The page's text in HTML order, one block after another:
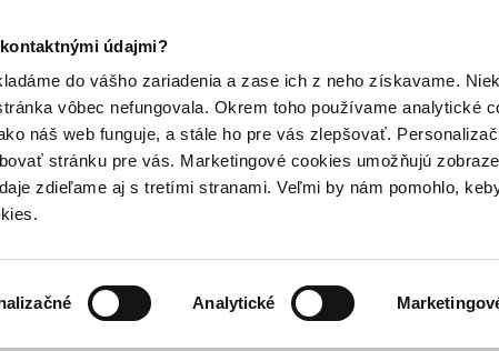
údajmi?
do vášho zariadenia a zase ich z neho získavame.
vôbec nefungovala. Okrem toho používame analytické
náš web funguje, a stále ho pre vás zlepšovať.
stránku pre vás. Marketingové cookies umožňujú
zdieľame aj s tretími stranami. Veľmi by nám pomohlo,
Analytické
Doplnky